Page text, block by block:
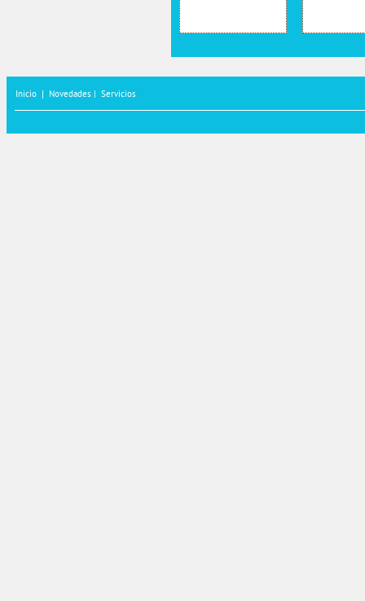
Inicio | Novedades | Servicios